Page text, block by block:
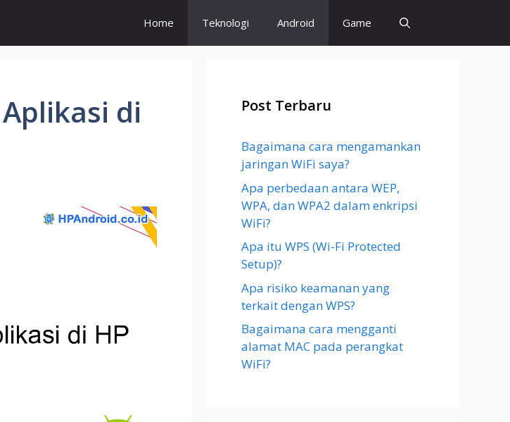
Home Teknologi Android Game
di
Post Terbaru
Bagaimana cara mengamankan
jaringan WiFi saya?
Apa perbedaan antara WEP,
WPA, dan WPA2 dalam enkripsi
WiFi?
Apa itu WPS (Wi-Fi Protected
Setup)?
Apa risiko keamanan yang
terkait dengan WPS?
Bagaimana cara mengganti
alamat MAC pada perangkat
WiFi?